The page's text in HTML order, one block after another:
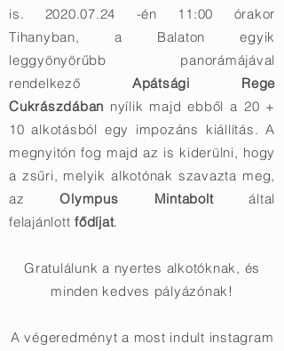
is. 2020.07.24 -én 11:00 órakor
Tihanyban, a Balaton egyik
leggyönyörűbb panorámájával
rendelkező Apátsági Rege
Cukrászdában nyílik majd ebből a 20 +
10 alkotásból egy impozáns kiállítás. A
megnyitón fog majd az is kiderülni, hogy
a zsűri, melyik alkotónak szavazta meg,
azOlympus Mintabolt
által
felajánlott fődíjat.
Gratulálunk a nyertes alkotóknak, és
minden kedves pályázónak!
A végeredményt a most indult instagram